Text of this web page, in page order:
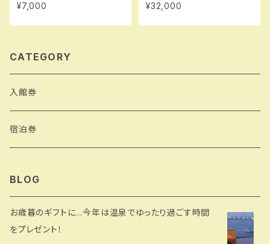
¥7,000 ¥32,000
CATEGORY
入館券
宿泊券
BLOG
お歳暮のギフトに…今年は温泉でゆったり過ごす時間
をプレゼント！